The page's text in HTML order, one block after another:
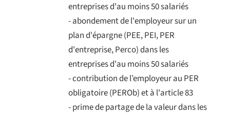
entreprises d'au moins 50 salariés
- abondement de l'employeur sur un
plan d'épargne (PEE, PEI, PER
d'entreprise, Perco) dans les
entreprises d'au moins 50 salariés
- contribution de l’employeur au PER
obligatoire (PEROb) et à l'article 83
- prime de partage de la valeur dans les